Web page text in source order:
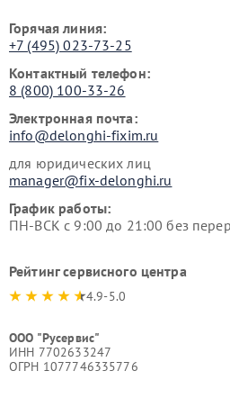
Горячая линия:
+7 (495) 023-73-25
Контактный телефон:
8 (800) 100-33-26
Электронная почта:
info@delonghi-fixim.ru
для юридических лиц
manager@fix-delonghi.ru
График работы:
ПН-ВСК с 9:00 до 21:00 без
Рейтинг сервисного центра
4.9-5.0
ООО "Русервис"
ИНН 7702633247
ОГРН 1077746335776